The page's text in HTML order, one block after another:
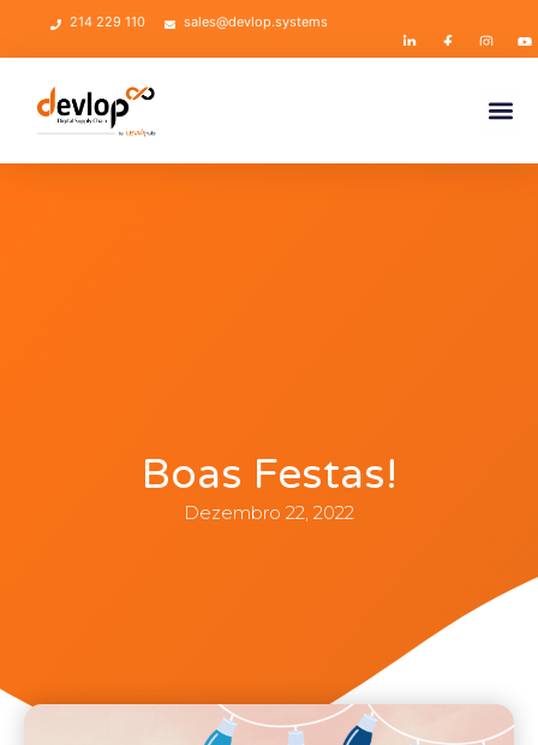
214 229 110 sales@devlop.systems
Boas Festas!
Dezembro 22, 2022